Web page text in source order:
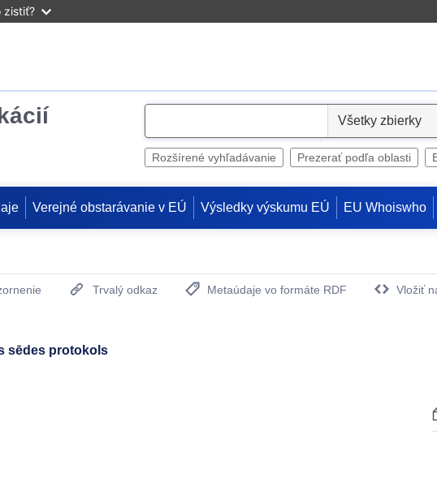
zistiť?
e
Rozšírené vyhľadávanie Prezerať podľa oblasti
Verejné obstarávanie v EÚ Výsledky výskumu EÚ EU Whoiswho
Trvalý odkaz
Metaúdaje vo formáte RDF
Vložiť
sēdes protokols